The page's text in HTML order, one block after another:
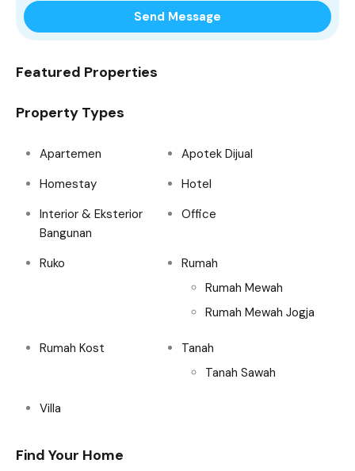
Send Message
Featured Properties
Property Types
Apartemen
Apotek Dijual
Homestay
Hotel
Interior & Eksterior
Bangunan
Office
Ruko
Rumah
Rumah Mewah
Rumah Mewah Jogja
Rumah Kost
Tanah
Tanah Sawah
Villa
Find Your Home